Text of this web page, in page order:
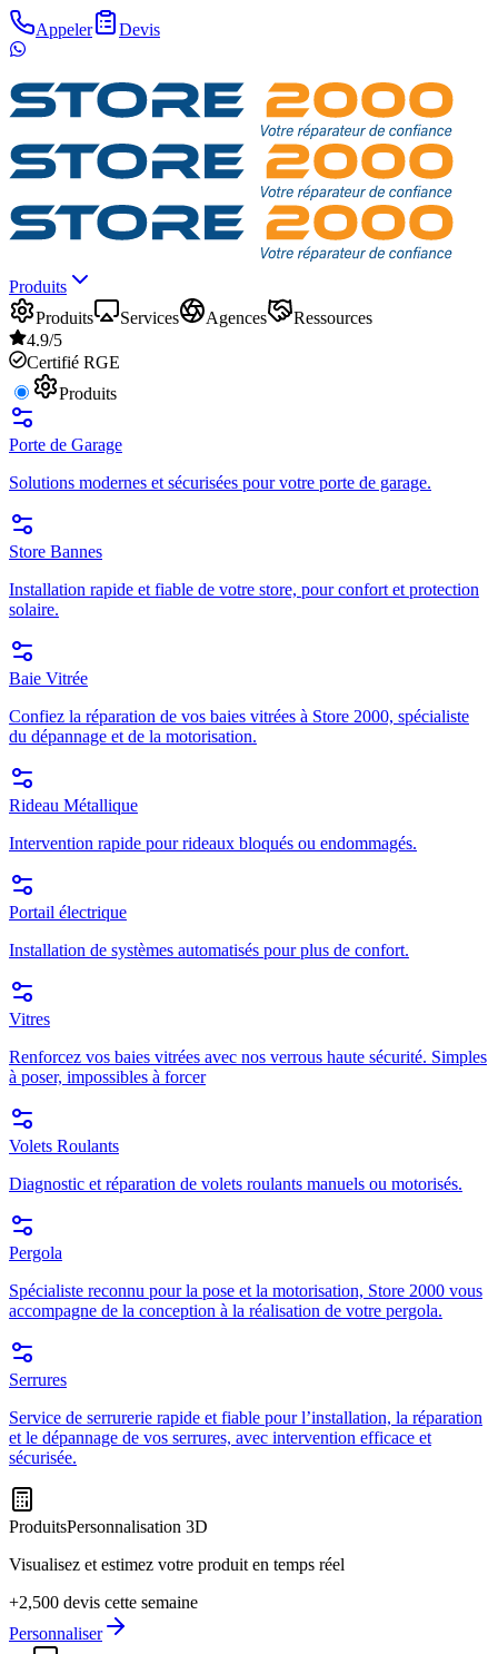
Appeler Devis
Produits
Produits
Services Agences
Ressources
4.9/5
Certifié RGE
Produits
Porte de Garage
Solutions modernes et sécurisées pour votre porte de garage.
Store Bannes
Installation rapide et fiable de votre store, pour confort et protection
solaire.
Baie Vitrée
Confiez la réparation de vos baies vitrées à Store 2000, spécialiste
du dépannage et de la motorisation.
Rideau Métallique
Intervention rapide pour rideaux bloqués ou endommagés.
Portail électrique
Installation de systèmes automatisés pour plus de confort.
Vitres
Renforcez vos baies vitrées avec nos verrous haute sécurité. Simples
à poser, impossibles à forcer
Volets Roulants
Diagnostic et réparation de volets roulants manuels ou motorisés.
Pergola
Spécialiste reconnu pour la pose et la motorisation, Store 2000 vous
accompagne de la conception à la réalisation de votre pergola.
Serrures
Service de serrurerie rapide et fiable pour l’installation, la réparation
et le dépannage de vos serrures, avec intervention efficace et
sécurisée.
ProduitsPersonnalisation 3D
Visualisez et estimez votre produit en temps réel
+2,500 devis cette semaine
Personnaliser